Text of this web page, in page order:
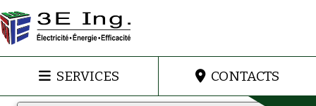
SERVICES CONTACTS